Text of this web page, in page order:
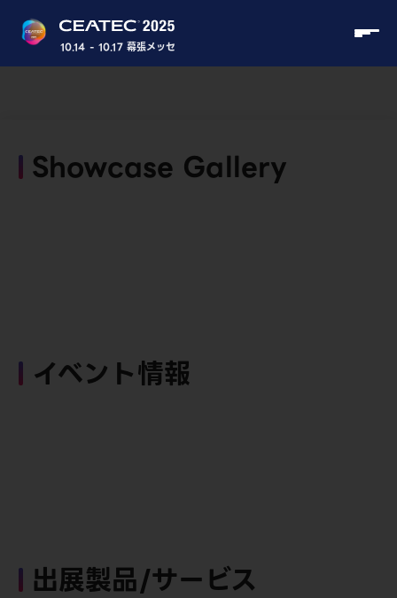
10.14 - 10.17 幕張メッセ
Showcase Gallery
イベント情報
出展製品/サービス